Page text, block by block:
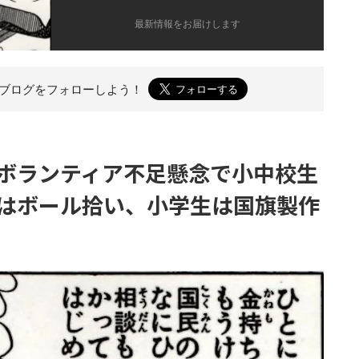
最新情報をお届けします
ログをフォローしよう！
ランティア不足懸念で小中校生
ボール拾い、小学生は国旗製作